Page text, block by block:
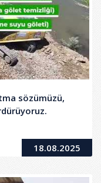
sözümüzü,
18.08.2025